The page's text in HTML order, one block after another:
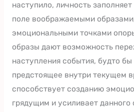
наступило, личность
поле воображаемыми
эмоциональными точками
образы дают возможность
наступления события, будто
предстоящее внутри текущем
способствует созданию
грядущим и усиливает данного